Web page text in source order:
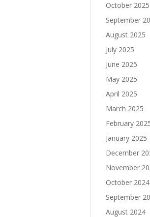
October 2025
September
August 2025
July 2025
June 2025
May 2025
April 2025
March 2025
February
January 2025
December
November
October 2024
September
August 2024